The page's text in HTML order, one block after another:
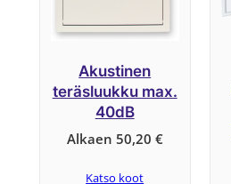
Akustinen
teräsluukku max.
40dB
Alkaen 50,20 €
Katso koot